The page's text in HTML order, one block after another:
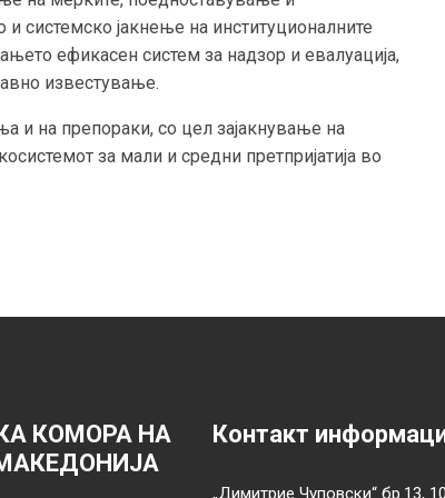
системско јакнење на институционалните
ефикасен систем за надзор и евалуација,
известување.
и на препораки, со цел зајакнување на
за мали и средни претпријатија во
КОМОРА НА
Контакт